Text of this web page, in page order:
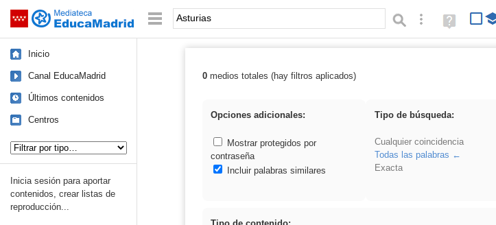
Saltar navegación Palabra o frase: Búsqueda avanzada
Ayuda
(en
Inicio
Canal EducaMadrid
Últimos contenidos
Centros
Inicia sesión para aportar
contenidos, crear listas de
reproducción...
Resultados de: Asturias
0medios totales (hay filtros aplicados)
Opciones adicionales:
Mostrar protegidos por
contraseña
Incluir palabras similares
Tipo de búsqueda:
Cualquier coincidencia
Todas las palabras
Exacta